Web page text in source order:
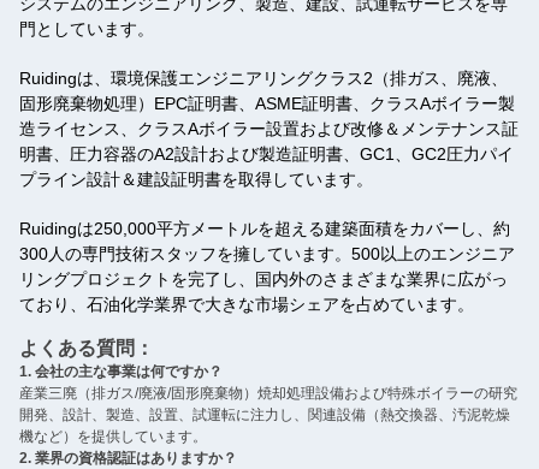
門としています。
Ruidingは、環境保護エンジニアリングクラス2（排ガス、廃液、
固形廃棄物処理）EPC証明書、ASME証明書、クラスAボイラー製
造ライセンス、クラスAボイラー設置および改修＆メンテナンス証
明書、圧力容器のA2設計および製造証明書、GC1、GC2圧力パイ
プライン設計＆建設証明書を取得しています。
Ruidingは250,000平方メートルを超える建築面積をカバーし、約
300人の専門技術スタッフを擁しています。500以上のエンジニア
リングプロジェクトを完了し、国内外のさまざまな業界に広がっ
ており、石油化学業界で大きな市場シェアを占めています。
よくある質問：
1. 会社の主な事業は何ですか？
産業三廃（排ガス/廃液/固形廃棄物）焼却処理設備および特殊ボイラーの研究
開発、設計、製造、設置、試運転に注力し、関連設備（熱交換器、汚泥乾燥
機など）を提供しています。 ‌
2. 業界の資格認証はありますか？ ‌